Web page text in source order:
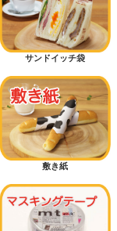
サンドイッチ袋
敷き紙